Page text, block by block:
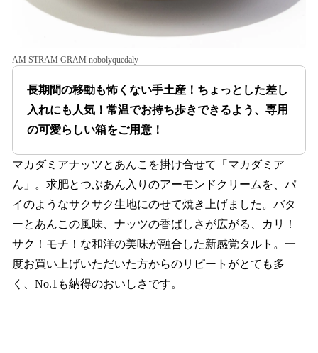
AM STRAM GRAM nobolyquedaly
長期間の移動も怖くない手土産！ちょっとした差し
入れにも人気！常温でお持ち歩きできるよう、専用
の可愛らしい箱をご用意！
マカダミアナッツとあんこを掛け合せて「マカダミア
ん」。求肥とつぶあん入りのアーモンドクリームを、パ
イのようなサクサク生地にのせて焼き上げました。バタ
ーとあんこの風味、ナッツの香ばしさが広がる、カリ！
サク！モチ！な和洋の美味が融合した新感覚タルト。一
度お買い上げいただいた方からのリピートがとても多
く、No.1も納得のおいしさです。